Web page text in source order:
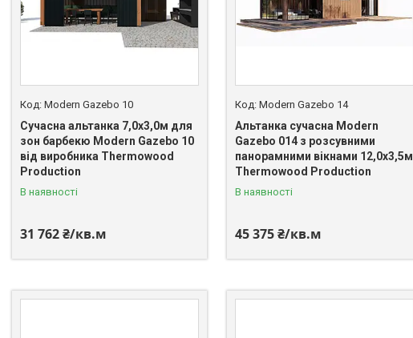
Modern Gazebo 10
Сучасна альтанка 7,0х3,0м для
зон барбекю Modern Gazebo 10
від виробника Thermowood
Production
В наявності
31 762 ₴/кв.м
Modern Gazebo 14
Альтанка сучасна Modern
Gazebo 014 з розсувними
панорамними вікнами 12,0х3,5м
Thermowood Production
В наявності
45 375 ₴/кв.м